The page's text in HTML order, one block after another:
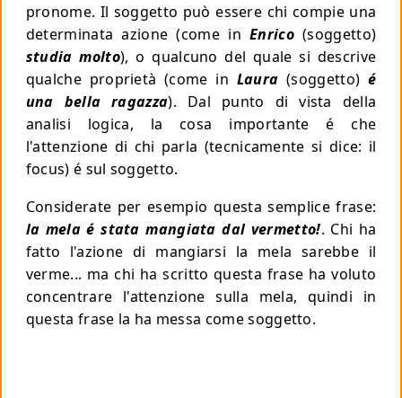
pronome. Il soggetto può essere chi compie una
determinata azione (come inEnrico(soggetto)
studia molto), o qualcuno del quale si descrive
qualche proprietà (come in Laura (soggetto)é
una bella ragazza). Dal punto di vista della
analisi logica, la cosa importante é che
l'attenzione di chi parla (tecnicamente si dice: il
focus) é sul soggetto.
Considerate per esempio questa semplice frase:
la mela é stata mangiata dal vermetto!. Chi ha
fatto l'azione di mangiarsi la mela sarebbe il
verme... ma chi ha scritto questa frase ha voluto
concentrare l'attenzione sulla mela, quindi in
questa frase la ha messa come soggetto.